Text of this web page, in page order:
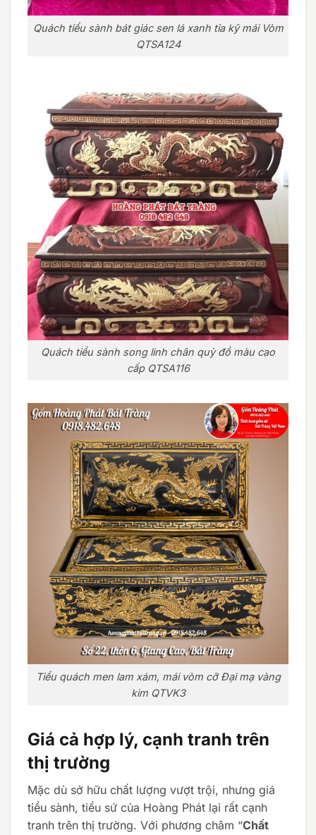
Quách tiểu sành bát giác sen lá xanh tỉa kỹ mái Vòm
QTSA124
Quách tiểu sành song linh chân quỳ đồ màu cao
cấp QTSA116
Tiểu quách men lam xám, mái vòm cỡ Đại mạ vàng
kim QTVK3
Giá cả hợp lý, cạnh tranh trên
thị trường
Mặc dù sở hữu chất lượng vượt trội, nhưng giá
tiểu sành, tiểu sứ của Hoàng Phát lại rất cạnh
tranh trên thị trường. Với phương châm “Chất